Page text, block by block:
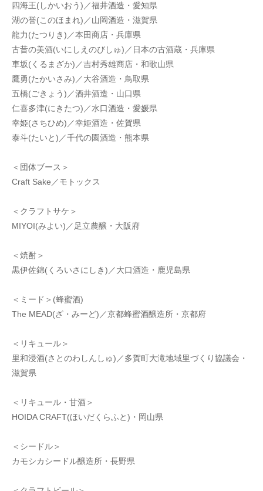
四海王(しかいおう)／福井酒造・愛知県
湖の誉(このほまれ)／山岡酒造・滋賀県
龍力(たつりき)／本田商店・兵庫県
古昔の美酒(いにしえのびしゅ)／日本の古酒蔵・兵庫県
車坂(くるまざか)／吉村秀雄商店・和歌山県
鷹勇(たかいさみ)／大谷酒造・鳥取県
五橋(ごきょう)／酒井酒造・山口県
仁喜多津(にきたつ)／水口酒造・愛媛県
幸姫(さちひめ)／幸姫酒造・佐賀県
泰斗(たいと)／千代の園酒造・熊本県
＜団体ブース＞
Craft Sake／モトックス
＜クラフトサケ＞
MIYOI(みよい)／足立農醸・大阪府
＜焼酎＞
黒伊佐錦(くろいさにしき)／大口酒造・鹿児島県
＜ミード＞(蜂蜜酒)
The MEAD(ざ・みーど)／京都蜂蜜酒醸造所・京都府
＜リキュール＞
里和浸酒(さとのわしんしゅ)／多賀町大滝地域里づくり協議会・
滋賀県
＜リキュール・甘酒＞
HOIDA CRAFT(ほいだくらふと)・岡山県
＜シードル＞
カモシカシードル醸造所・長野県